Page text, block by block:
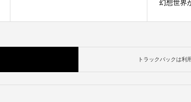
幻想世界
トラックバックは利